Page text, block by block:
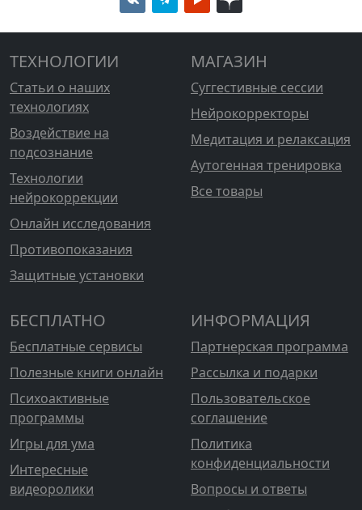
ТЕХНОЛОГИИ
Статьи о наших
технологиях
Воздействие на
подсознание
Технологии
нейрокоррекции
Онлайн исследования
Противопоказания
Защитные установки
МАГАЗИН
Суггестивные сессии
Нейрокорректоры
Медитация и релаксация
Аутогенная тренировка
Все товары
БЕСПЛАТНО
Бесплатные сервисы
Полезные книги онлайн
Психоактивные
программы
Игры для ума
Интересные
видеоролики
ИНФОРМАЦИЯ
Партнерская программа
Рассылка и подарки
Пользовательское
соглашение
Политика
конфиденциальности
Вопросы и ответы